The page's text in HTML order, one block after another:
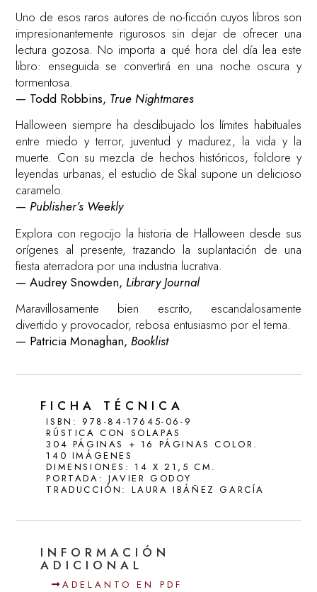
Uno de esos raros autores de no-ficción cuyos libros son
impresionantemente rigurosos sin dejar de ofrecer una
lectura gozosa. No importa a qué hora del día lea este
libro: enseguida se convertirá en una noche oscura y
tormentosa.
— Todd Robbins, True Nightmares
Halloween siempre ha desdibujado los límites habituales
entre miedo y terror, juventud y madurez, la vida y la
muerte. Con su mezcla de hechos históricos, folclore y
leyendas urbanas, el estudio de Skal supone un delicioso
caramelo.
— Publisher’s Weekly
Explora con regocijo la historia de Halloween desde sus
orígenes al presente, trazando la suplantación de una
fiesta aterradora por una industria lucrativa.
— Audrey Snowden, Library Journal
Maravillosamente bien escrito, escandalosamente
divertido y provocador, rebosa entusiasmo por el tema.
— Patricia Monaghan, Booklist
FICHA TÉCNICA
ISBN: 978-84-17645-06-9
RÚSTICA CON SOLAPAS
304 PÁGINAS + 16 PÁGINAS COLOR.
140 IMÁGENES
DIMENSIONES: 14 X 21,5 CM.
PORTADA: JAVIER GODOY
TRADUCCIÓN: LAURA IBÁÑEZ GARCÍA
INFORMACIÓN
ADICIONAL
ADELANTO EN PDF